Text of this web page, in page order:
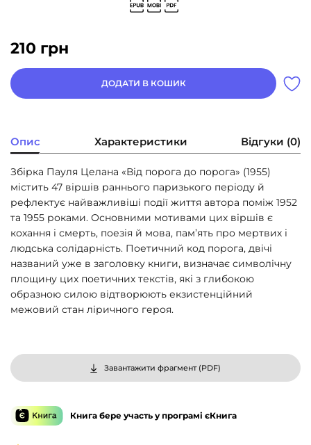
210 грн
ДОДАТИ В КОШИК
Опис Характеристики Відгуки (0)
Збірка Пауля Целана «Від порога до порога» (1955)
містить 47 віршів раннього паризького періоду й
рефлектує найважливіші події життя автора поміж 1952
та 1955 роками. Основними мотивами цих віршів є
кохання і смерть, поезія й мова, пам’ять про мертвих і
людська солідарність. Поетичний код порога, двічі
названий уже в заголовку книги, визначає символічну
площину цих поетичних текстів, які з глибокою
образною силою відтворюють екзистенційний
межовий стан ліричного героя.
Завантажити фрагмент (PDF)
Книга бере участь у програмі єКнига